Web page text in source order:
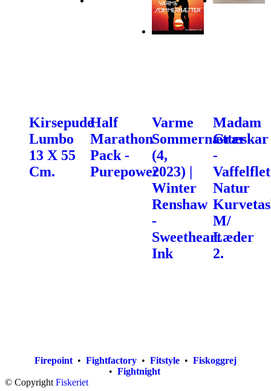
Kirsepude
Lumbo
13 X 55
Cm.
Half
Marathon
Pack -
Purepower
Varme
Sommernætter
(4,
2023) |
Winter
Renshaw
-
Sweetheart
Ink
Madam
Græskar
-
Vaffelflet
Natur
M/
Læder
2.
Firepoint • Fightfactory • Fitstyle • Fiskoggrej
• Fightnight
© Copyright Fiskeriet